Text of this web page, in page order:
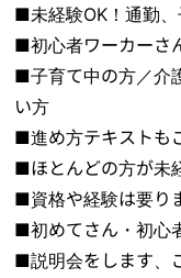
■未経験OK！通勤
■初心者ワーカーさ
■子育て中の方／介
い方
■進め方テキストも
■ほとんどの方が未
■資格や経験は要り
■初めてさん・初心
■説明会をします、